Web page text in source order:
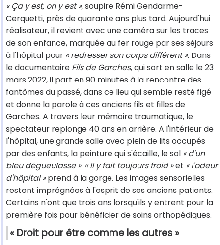
« Ça y est, on y est »,soupire Rémi Gendarme-
Cerquetti, près de quarante ans plus tard. Aujourd'hui
réalisateur, il revient avec une caméra sur les traces
de son enfance, marquée au fer rouge par ses séjours
à l'hôpital pour « redresser son corps différent ». Dans
le documentaire Fils de Garches, qui sort en salle le 23
mars 2022, il part en 90 minutes à la rencontre des
fantômes du passé, dans ce lieu qui semble resté figé
et donne la parole à ces anciens fils et filles de
Garches. A travers leur mémoire traumatique, le
spectateur replonge 40 ans en arrière. A l'intérieur de
l'hôpital, une grande salle avec plein de lits occupés
par des enfants, la peinture qui s'écaille, le sol « d'un
bleu dégueulasse ». « Il y fait toujours froid »et « l'odeur
d'hôpital »prend à la gorge. Les images sensorielles
restent imprégnées à l'esprit de ses anciens patients.
Certains n'ont que trois ans lorsqu'ils y entrent pour la
première fois pour bénéficier de soins orthopédiques.
« Droit pour être comme les autres »